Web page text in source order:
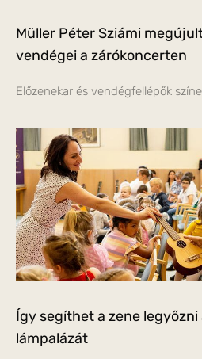
Müller Péter Sziámi
vendégei a zárókoncerten
Előzenekar és vendégfellépők
Így segíthet a zene legyőzni
lámpalázát